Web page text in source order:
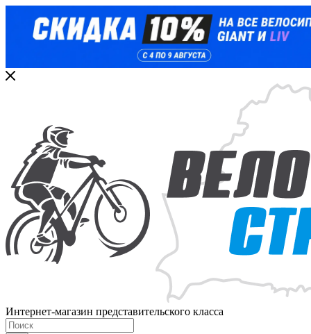
Интернет-магазин представительского класса